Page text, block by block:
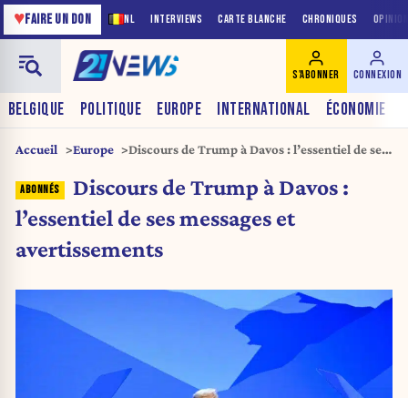
NL INTERVIEWS CARTE BLANCHE CHRONIQUES
♥FAIRE UN DON
BELGIQUE POLITIQUE EUROPE INTERNATIONAL ÉCONOMIE
S'ABONNER CONNEXION
Accueil Europe
Discours de Trump à Davos : l’essentiel de ses
Discours de Trump à Davos :
l’essentiel de ses messages et
avertissements